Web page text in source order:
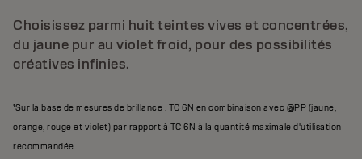
Choisissez parmi huit teintes vives et concentrées,
du jaune pur au violet froid, pour des possibilités
créatives infinies.
¹Sur la base de mesures de brillance : TC 6N en combinaison avec @PP (jaune,
orange, rouge et violet) par rapport à TC 6N à la quantité maximale d'utilisation
recommandée.